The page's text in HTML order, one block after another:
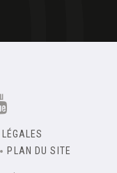
PLAN DU SITE